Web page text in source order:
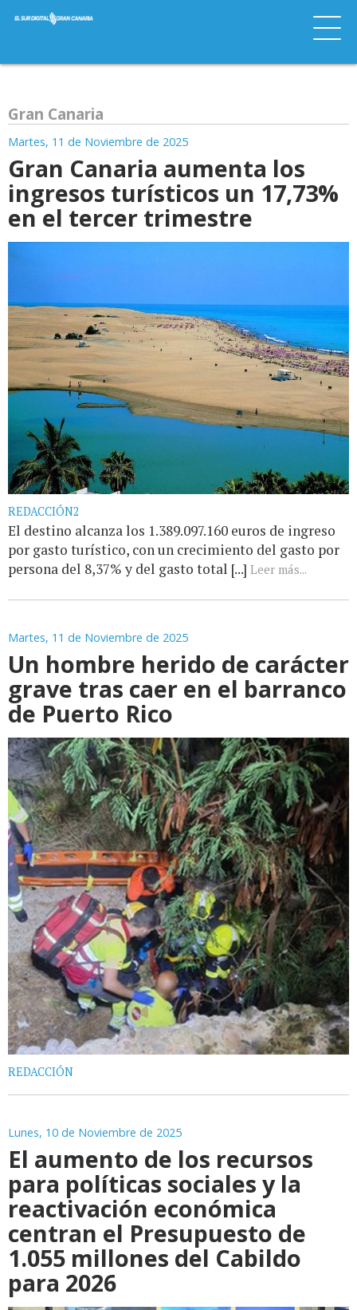
Gran Canaria
Martes, 11 de Noviembre de 2025
Gran Canaria aumenta los
ingresos turísticos un 17,73%
en el tercer trimestre
REDACCIÓN2
El destino alcanza los 1.389.097.160 euros de ingreso
por gasto turístico, con un crecimiento del gasto por
persona del 8,37% y del gasto total [...] Leer más...
Martes, 11 de Noviembre de 2025
Un hombre herido de carácter
grave tras caer en el barranco
de Puerto Rico
REDACCIÓN
Lunes, 10 de Noviembre de 2025
El aumento de los recursos
para políticas sociales y la
reactivación económica
centran el Presupuesto de
1.055 millones del Cabildo
para 2026